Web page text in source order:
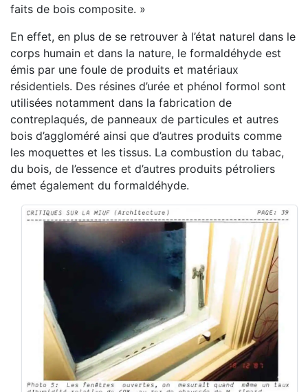
faits de bois composite. »
En effet, en plus de se retrouver à l’état naturel dans le
corps humain et dans la nature, le formaldéhyde est
émis par une foule de produits et matériaux
résidentiels. Des résines d’urée et phénol formol sont
utilisées notamment dans la fabrication de
contreplaqués, de panneaux de particules et autres
bois d’aggloméré ainsi que d’autres produits comme
les moquettes et les tissus. La combustion du tabac,
du bois, de l’essence et d’autres produits pétroliers
émet également du formaldéhyde.